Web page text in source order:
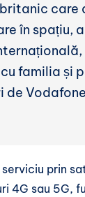
care
în spațiu,
familia și
Vodafone
prin
4G sau 5G,